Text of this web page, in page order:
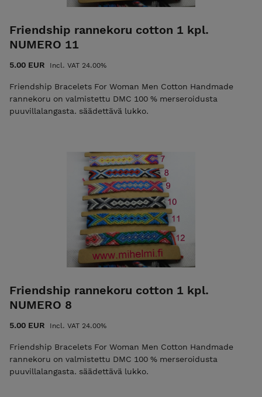
Friendship rannekoru cotton 1 kpl.
NUMERO 11
5.00 EUR Incl. VAT 24.00%
Friendship Bracelets For Woman Men Cotton Handmade
rannekoru on valmistettu DMC 100 % merseroidusta
puuvillalangasta. säädettävä lukko.
Friendship rannekoru cotton 1 kpl.
NUMERO 8
5.00 EUR Incl. VAT 24.00%
Friendship Bracelets For Woman Men Cotton Handmade
rannekoru on valmistettu DMC 100 % merseroidusta
puuvillalangasta. säädettävä lukko.